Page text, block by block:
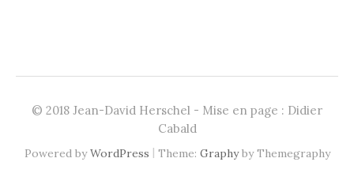
© 2018 Jean-David Herschel - Mise en page : Didier
Cabald
Powered byWordPress | Theme: Graphyby Themegraphy